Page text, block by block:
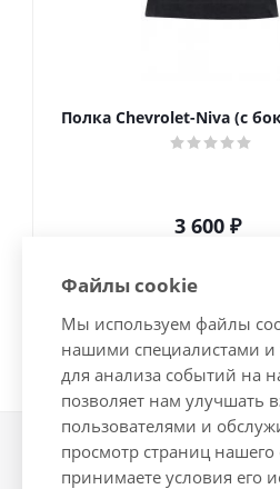
Полка Chevrolet-Niva (с
3 600 ₽
2026 © Интернет-магазин
Файлы cookie
Мы используем файлы
нашими специалистами
для анализа событий на
позволяет нам улучшать
пользователями и
просмотр страниц нашего
принимаете условия его